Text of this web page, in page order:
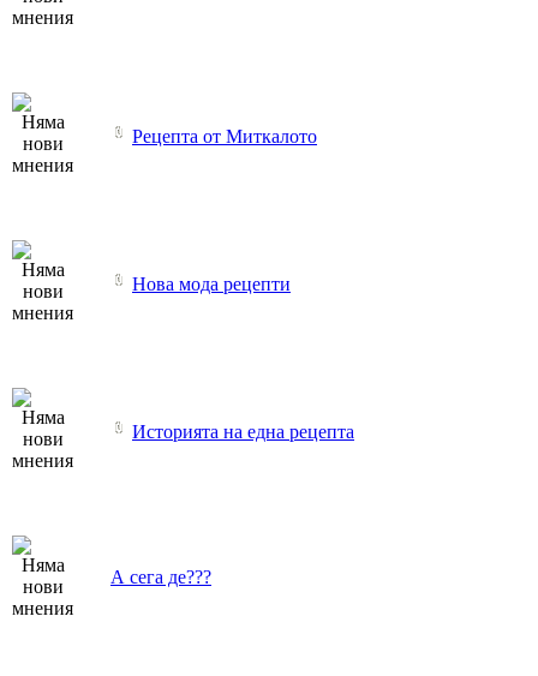
Рецепта от Миткалото
Нова мода рецепти
Историята на една рецепта
А сега де???